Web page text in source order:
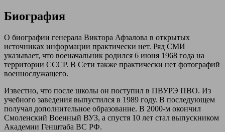
Биография
О биографии генерала Виктора Афзалова в открытых
источниках информации практически нет. Ряд СМИ
указывает, что военачальник родился 6 июня 1968 года на
территории СССР. В Сети также практически нет фотографий
военнослужащего.
Известно, что после школы он поступил в ПВУРЭ ПВО. Из
учебного заведения выпустился в 1989 году. В последующем
получал дополнительное образование. В 2000-м окончил
Смоленский Военный ВУЗ, а спустя 10 лет стал выпускником
Академии Генштаба ВС РФ.